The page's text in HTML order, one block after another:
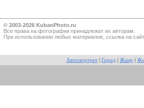
© 2003-2026 KubanPhoto.ru
Все прaва на фотографии принадлежат их авторам.
При использовании любых материалов, ссылка на сайт
Автопортрет Город Жанр